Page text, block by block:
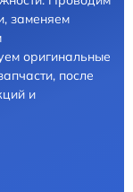
заменяем
оригинальные
после
и